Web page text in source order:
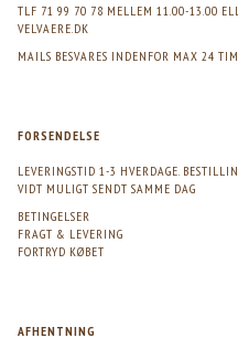
TLF 71 99 70 78 MELLEM 11.00-13.00
VELVAERE.DK
MAILS BESVARES INDENFOR MAX 24
FORSENDELSE
LEVERINGSTID 1-3 HVERDAGE.
VIDT MULIGT SENDT SAMME DAG
BETINGELSER
FRAGT & LEVERING
FORTRYD KØBET
AFHENTNING